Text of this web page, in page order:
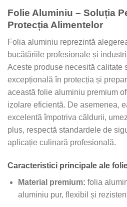
Folie Aluminiu – Soluția
Protecția Alimentelor
Folia aluminiu reprezintă
bucătăriile profesionale și
Aceste produse necesită calitate
excepțională în protecția și
această folie aluminiu premium
izolare eficientă. De asemenea,
excelentă împotriva căldurii,
plus, respectă standardele de
aplicație culinară profesională.
Caracteristici principale ale
Material premium: folia
aluminiu pur, flexibil și